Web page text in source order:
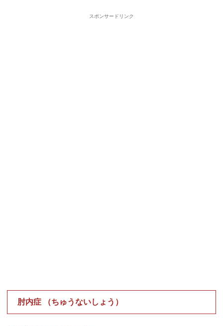
スポンサードリンク
肘内症 （ちゅうないしょう）